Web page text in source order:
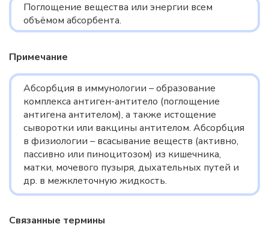
Поглощение вещества или энергии всем
объёмом абсорбента.
Примечание
Абсорбция в иммунологии – образование
комплекса антиген-антитело (поглощение
антигена антителом), а также истощение
сыворотки или вакцины антителом. Абсорбция
в физиологии – всасывание веществ (активно,
пассивно или пиноцитозом) из кишечника,
матки, мочевого пузыря, дыхательных путей и
др. в межклеточную жидкость.
Связанные термины